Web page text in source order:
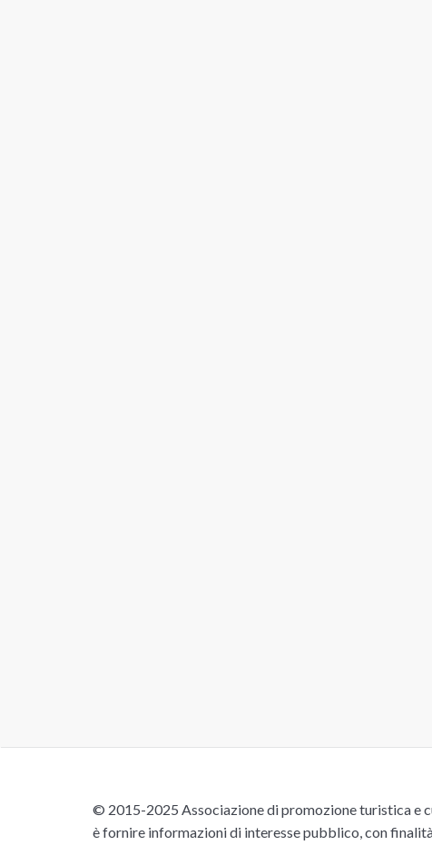
© 2015-2025 Associazione di promozione turistica e
è fornire informazioni di interesse pubblico, con